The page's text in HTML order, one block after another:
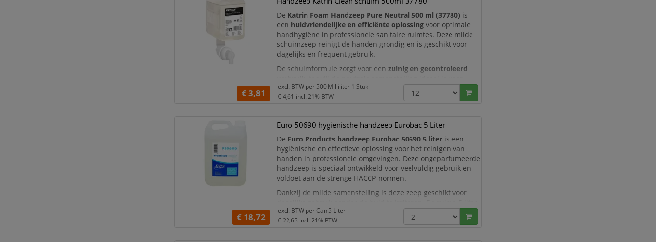
Past in de Qua
De Katrin Foam Handzeep Pure Neutral 500 ml (37780) is
een huidvriendelijke en efficiënte oplossing voor optimale
handhygiëne in professionele sanitaire ruimtes. Deze milde
schuimzeep reinigt de handen grondig en is geschikt voor
dagelijks en frequent gebruik.
De schuimformule zorgt voor eenzuinig en gecontroleerd
gebruikers die gevoelig zijn voor geurstoffen. In combinatie
met Katrin
€ 3,81
excl. BTW per 500 Milliliter 1 Stuk
€ 4,61 incl. 21% BTW
Euro 50690 hygienische handzeep Eurobac 5 Liter
De Euro Products handzeep Eurobac 50690 5 liter is een
hygiënische en effectieve oplossing voor het reinigen van
handen in professionele omgevingen. Deze ongeparfumeerde
handzeep is speciaal ontwikkeld voor veelvuldig gebruik en
voldoet aan de strenge HACCP-normen.
Dankzij de milde samenstelling is deze zeep geschikt voor
verpakking maakt het product bijzonder geschikt voor locati
€ 18,72
excl. BTW per Can 5 Liter
€ 22,65 incl. 21% BTW